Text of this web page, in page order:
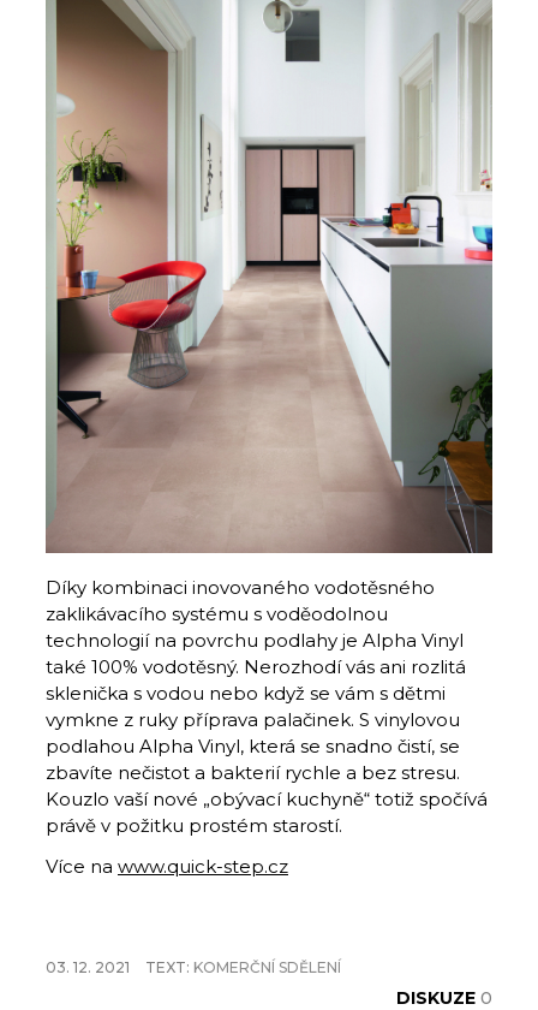
Díky kombinaci inovovaného vodotěsného
zaklikávacího systému s voděodolnou
technologií na povrchu podlahy je Alpha Vinyl
také 100% vodotěsný. Nerozhodí vás ani rozlitá
sklenička s vodou nebo když se vám s dětmi
vymkne z ruky příprava palačinek. S vinylovou
podlahou Alpha Vinyl, která se snadno čistí, se
zbavíte nečistot a bakterií rychle a bez stresu.
Kouzlo vaší nové „obývací kuchyně“ totiž spočívá
právě v požitku prostém starostí.
Více na www.quick-step.cz
03. 12. 2021 TEXT: KOMERČNÍ SDĚLENÍ
DISKUZE 0